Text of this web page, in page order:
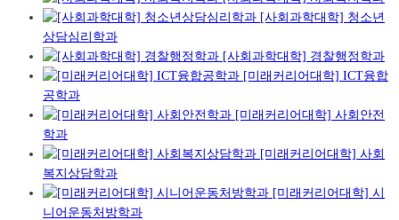
[사회과학대학] 청소년
상담심리학과
[사회과학대학] 경찰행정학과
[미래커리어대학] ICT융합
공학과
[미래커리어대학] 사회안전
학과
[미래커리어대학] 사회
복지상담학과
[미래커리어대학] 시
니어운동처방학과